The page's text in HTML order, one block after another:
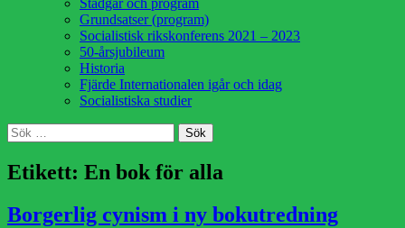
Stadgar och program
Grundsatser (program)
Socialistisk rikskonferens 2021 – 2023
50-årsjubileum
Historia
Fjärde Internationalen igår och idag
Socialistiska studier
Sök
Sök
efter:
Etikett: En bok för alla
Borgerlig cynism i ny bokutredning